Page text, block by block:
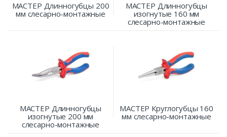
МАСТЕР Длинногубцы 200
мм слесарно-монтажные
МАСТЕР Длинногубцы
изогнутые 160 мм
слесарно-монтажные
МАСТЕР Длинногубцы
изогнутые 200 мм
слесарно-монтажные
МАСТЕР Круглогубцы 160
мм слесарно-монтажные